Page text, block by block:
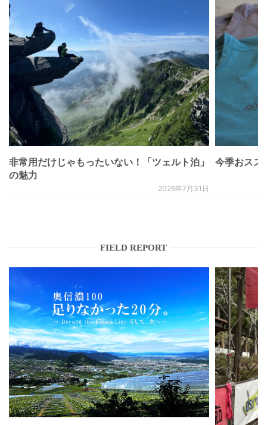
非常用だけじゃもったいない！「ツェルト泊」
の魅力
2026年7月31日
今季おスス
FIELD REPORT